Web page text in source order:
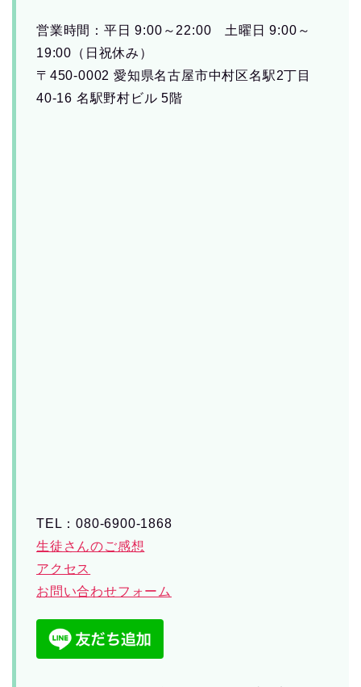
営業時間：平日 9:00～22:00 土曜日 9:00～
19:00（日祝休み）
〒450-0002 愛知県名古屋市中村区名駅2丁目
40-16 名駅野村ビル 5階
TEL：080-6900-1868
生徒さんのご感想
アクセス
お問い合わせフォーム